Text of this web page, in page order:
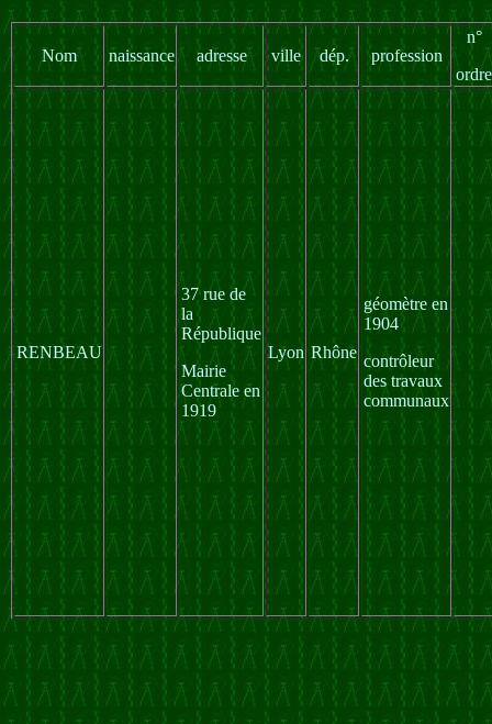
Nom naissance adresse ville dép. profession
n°
ordre
RENBEAU
37 rue de
la
République
Mairie
Centrale en
1919
Lyon Rhône
géomètre en
1904
contrôleur
des travaux
communaux